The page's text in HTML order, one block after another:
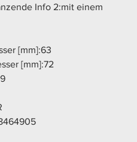
Info 2:mit einem
[mm]:63
[mm]:72